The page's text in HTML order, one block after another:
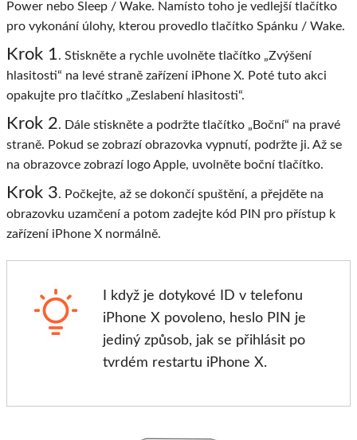
Power nebo Sleep / Wake. Namísto toho je vedlejší tlačítko
pro vykonání úlohy, kterou provedlo tlačítko Spánku / Wake.
Krok 1. Stiskněte a rychle uvolněte tlačítko „Zvýšení
hlasitosti“ na levé straně zařízení iPhone X. Poté tuto akci
opakujte pro tlačítko „Zeslabení hlasitosti“.
Krok 2. Dále stiskněte a podržte tlačítko „Boční“ na pravé
straně. Pokud se zobrazí obrazovka vypnutí, podržte ji. Až se
na obrazovce zobrazí logo Apple, uvolněte boční tlačítko.
Krok 3. Počkejte, až se dokončí spuštění, a přejděte na
obrazovku uzamčení a potom zadejte kód PIN pro přístup k
zařízení iPhone X normálně.
I když je dotykové ID v telefonu
iPhone X povoleno, heslo PIN je
jediný způsob, jak se přihlásit po
tvrdém restartu iPhone X.